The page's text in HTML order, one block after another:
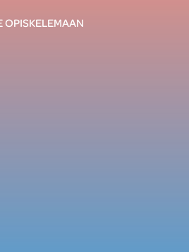
OPISKELEMAAN